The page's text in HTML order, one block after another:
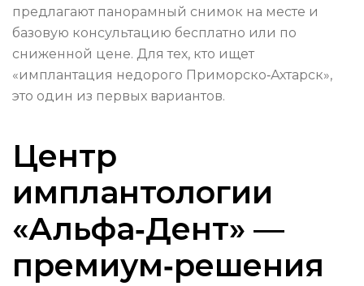
предлагают панорамный снимок на месте и
базовую консультацию бесплатно или по
сниженной цене. Для тех, кто ищет
«имплантация недорого Приморско‑Ахтарск»,
это один из первых вариантов.
Центр
имплантологии
«Альфа‑Дент» —
премиум‑решения